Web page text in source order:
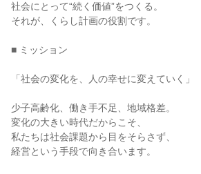
社会にとって“続く価値”をつくる。
それが、くらし計画の役割です。
■ ミッション
「社会の変化を、人の幸せに変えていく」
少子高齢化、働き手不足、地域格差。
変化の大きい時代だからこそ、
私たちは社会課題から目をそらさず、
経営という手段で向き合います。